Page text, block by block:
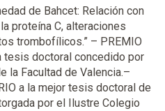
de Bahcet: Relación con
proteína C, alteraciones
trombofílicos.” – PREMIO
tesis doctoral concedido por
la Facultad de Valencia.–
a la mejor tesis doctoral de
por el Ilustre Colegio